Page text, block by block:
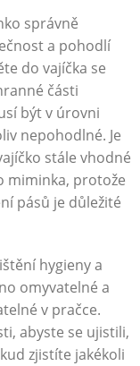
správně
a pohodlí
do vajíčka se
části
být v úrovni
nepohodlné. Je
stále vhodné
miminka, protože
pásů je důležité
hygieny a
omyvatelné a
v pračce.
abyste se ujistili,
zjistíte jakékoli